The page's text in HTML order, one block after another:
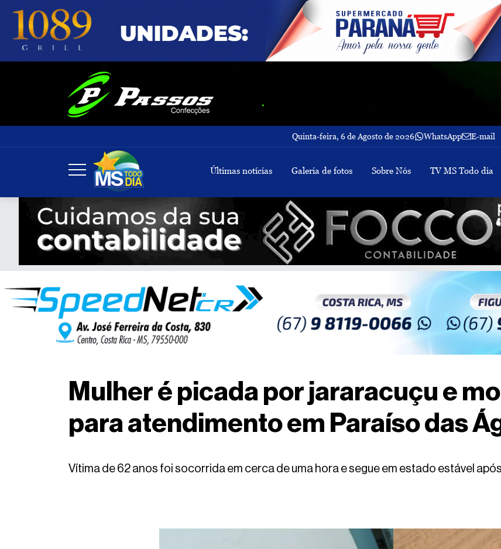
Quinta-feira, 6 de Agosto de 2026 WhatsApp E-mail
Últimas notícias Galeria de fotos Sobre Nós TV MS Todo dia
Mulher é picada por jararacuçu e
para atendimento em Paraíso das
Vítima de 62 anos foi socorrida em cerca de uma hora e segue em estado estável